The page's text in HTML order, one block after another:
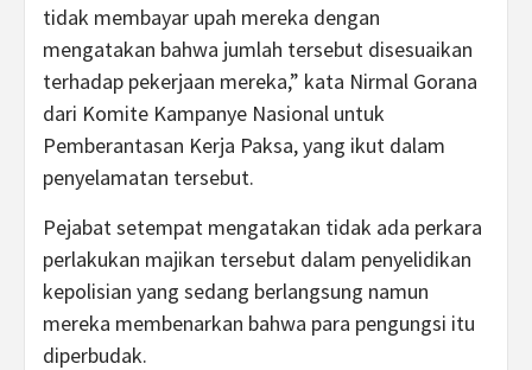
tidak membayar upah mereka dengan
mengatakan bahwa jumlah tersebut disesuaikan
terhadap pekerjaan mereka,” kata Nirmal Gorana
dari Komite Kampanye Nasional untuk
Pemberantasan Kerja Paksa, yang ikut dalam
penyelamatan tersebut.
Pejabat setempat mengatakan tidak ada perkara
perlakukan majikan tersebut dalam penyelidikan
kepolisian yang sedang berlangsung namun
mereka membenarkan bahwa para pengungsi itu
diperbudak.